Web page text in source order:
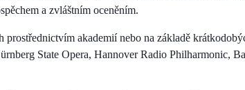
a zvláštním oceněním.
akademií nebo na základě
State Opera, Hannover Radio Philharmonic,